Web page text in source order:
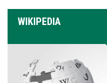
WIKIPEDIA